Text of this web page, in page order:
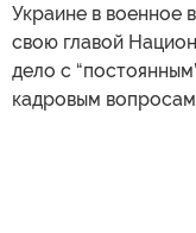
Украине в военное
свою главой
дело с
кадровым